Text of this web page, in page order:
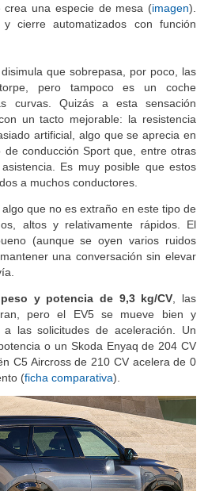
crea una especie de mesa (imagen).
cierre automatizados con función
que sobrepasa, por poco, las
pero tampoco es un coche
curvas. Quizás a esta sensación
un tacto mejorable: la resistencia
artificial, algo que se aprecia en
conducción Sport que, entre otras
Es muy posible que estos
a muchos conductores.
que no es extraño en este tipo de
altos y relativamente rápidos. El
(aunque se oyen varios ruidos
una conversación sin elevar
y potencia de 9,3 kg/CV , las
pero el EV5 se mueve bien y
a las solicitudes de aceleración. Un
o un Skoda Enyaq de 204 CV
C5 Aircross de 210 CV acelera de 0
(ficha comparativa).